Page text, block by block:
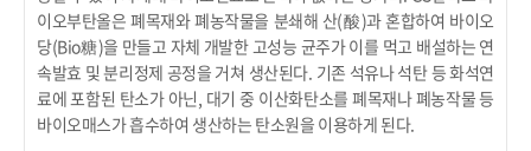
이오부탄올은 폐목재와 폐농작물을 분쇄해 산(酸)과 혼합하여 바이오
당(Bio糖)을 만들고 자체 개발한 고성능 균주가 이를 먹고 배설하는 연
속발효 및 분리정제 공정을 거쳐 생산된다. 기존 석유나 석탄 등 화석연
료에 포함된 탄소가 아닌, 대기 중 이산화탄소를 폐목재나 폐농작물 등
바이오매스가 흡수하여 생산하는 탄소원을 이용하게 된다.